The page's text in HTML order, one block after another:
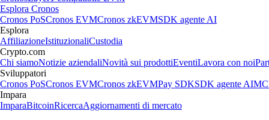
Esplora Cronos
Cronos PoSCronos EVMCronos zkEVMSDK agente AI
Esplora
AffiliazioneIstituzionaliCustodia
Crypto.com
Chi siamoNotizie aziendaliNovità sui prodottiEventiLavora con noi
Sviluppatori
Cronos PoSCronos EVMCronos zkEVMPay SDKSDK agente AI
Impara
ImparaBitcoinRicercaAggiornamenti di mercato